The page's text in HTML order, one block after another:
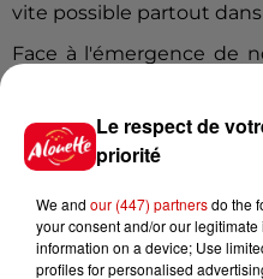
vite possible partout
Face à l'émergence de
laboratoires ont
vaccin si besoin était.
(Avec AFP)
Infos
Le respect de
priorité
We and our (447) partnersdo the
your consent and/or our
information on a device; Use
profiles for personalised